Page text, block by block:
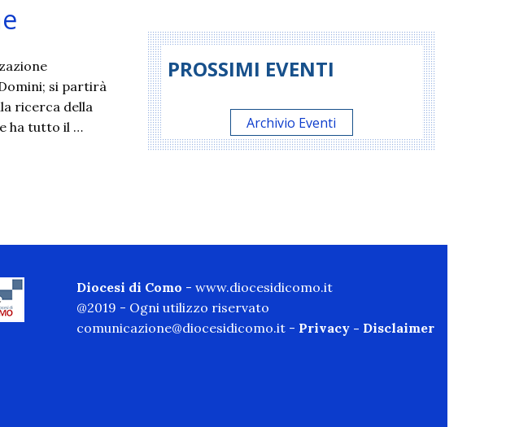
si partirà
ricerca della
ha tutto il …
PROSSIMI EVENTI
Archivio Eventi
Diocesi di Como - www.diocesidicomo.it
@2019 - Ogni utilizzo riservato
comunicazione@diocesidicomo.it - Privacy - Disclaimer